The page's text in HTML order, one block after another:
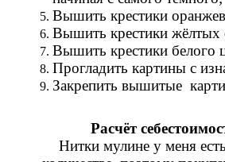
Вышить крестики
Вышить крестики жёлтых
Вышить крестики белого
Прогладить картины с
Закрепить вышитые
Расчёт
Нитки мулине у меня